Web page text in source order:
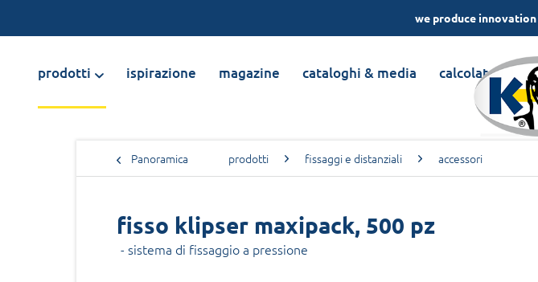
we produce
prodotti ispirazione magazine cataloghi & media calcolatori
Panoramica prodotti fissaggi e distanziali accessori
fisso klipser maxipack, 500 pz
- sistema di fissaggio a pressione